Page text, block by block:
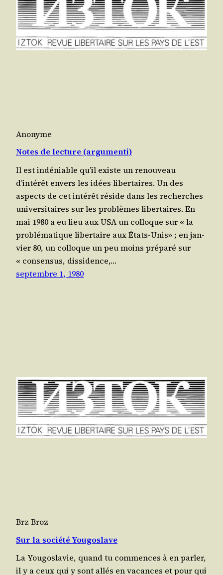
Anonyme
Notes de lecture (argumenti)
Il est indé­niable qu’il existe un renou­veau
d’intérêt envers les idées liber­taires. Un des
aspects de cet inté­rêt réside dans les recherches
uni­ver­si­taires sur les pro­blèmes liber­taires. En
mai 1980 a eu lieu aux USA un col­loque sur « la
pro­blé­ma­tique liber­taire aux États-Unis» ; en jan­
vier 80, un col­loque un peu moins pré­pa­ré sur
« consen­sus, dis­si­dence,…
septembre 1, 1980
Brz Broz
Sur la société Yougoslave
La You­go­sla­vie, quand tu com­mences à en par­ler,
il y a ceux qui y sont allés en vacances et pour qui